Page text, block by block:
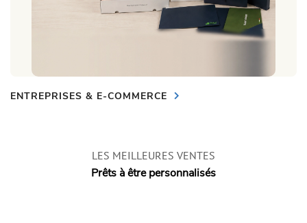
ENTREPRISES & E-COMMERCE
LES MEILLEURES VENTES
Prêts à être personnalisés